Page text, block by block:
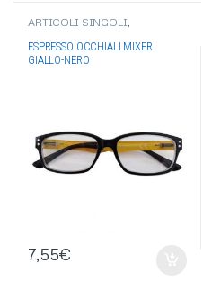
ARTICOLI SINGOLI
OCCHIALI DA VISTA
ESPRESSO OCCHIALI MIXER
GIALLO-NERO
7,55€